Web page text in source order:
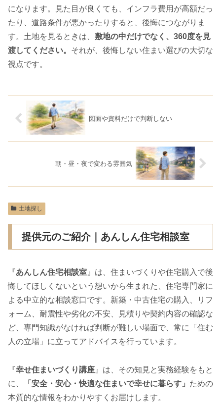
になります。見た目が良くても、インフラ費用が高額だっ
たり、道路条件が悪かったりすると、後悔につながりま
す。土地を見るときは、 敷地の中だけでなく、360度を見
渡してください。 それが、後悔しない住まい選びの大切な
視点です。
図面や資料だけで判断しない
朝・昼・夜で変わる雰囲気
土地探し
提供元のご紹介｜あんしん住宅相談室
『あんしん住宅相談室』は、住まいづくりや住宅購入で後
悔してほしくないという想いから生まれた、住宅専門家に
よる中立的な相談窓口です。新築・中古住宅の購入、リフ
ォーム、耐震性や劣化の不安、見積りや契約内容の確認な
ど、専門知識がなければ判断が難しい場面で、常に「住む
人の立場」に立ってアドバイスを行っています。
『幸せ住まいづくり講座 』は、その知見と実務経験をもと
に、
「安全・安心・快適な住まいで幸せに暮らす」 ための
本質的な情報をわかりやすくお届けします。